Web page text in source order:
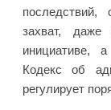
последствий,
захват,
инициативе,
Кодекс об
регулирует